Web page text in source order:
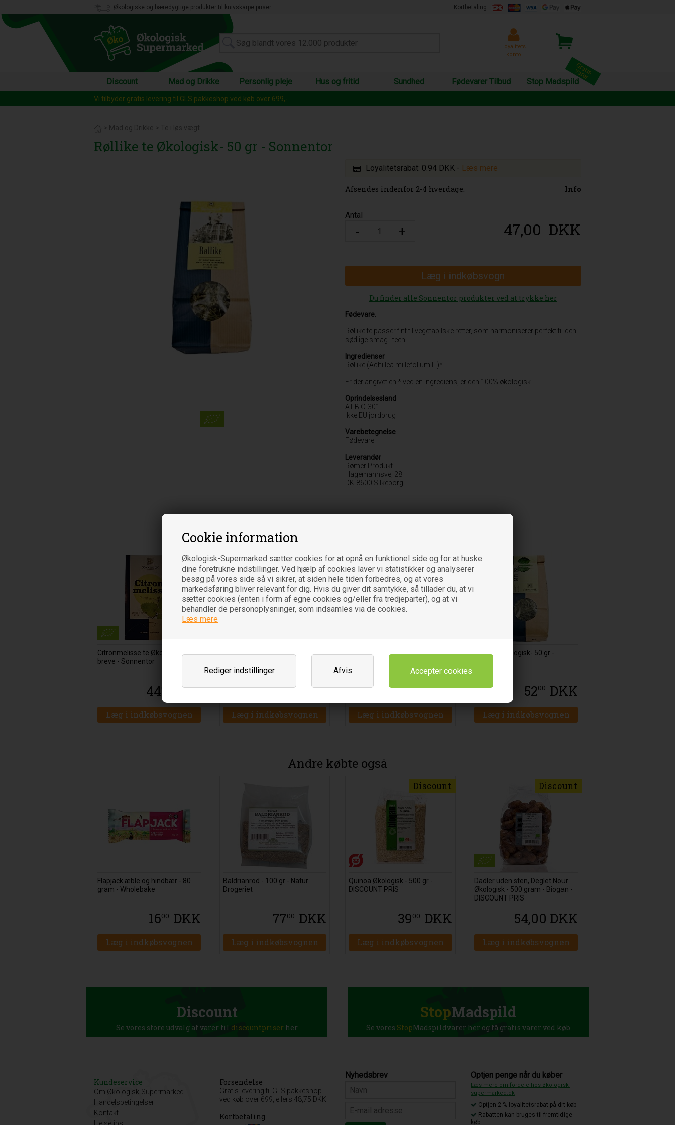
Cookie information
Økologisk-Supermarked sætter cookies for at opnå en funktionel side og for at huske
dine foretrukne indstillinger. Ved hjælp af cookies laver vi statistikker og analyserer
besøg på vores side så vi sikrer, at siden hele tiden forbedres, og at vores
markedsføring bliver relevant for dig. Hvis du giver dit samtykke, så tillader du, at vi
sætter cookies (enten i form af egne cookies og/eller fra tredjeparter), og at vi
behandler de personoplysninger, som indsamles via de cookies.
Læs mere
Rediger indstillinger Afvis
Økologiske og bæredygtige produkter til knivskarpe priser Kortbetaling
Loyalitets
konto
Discount Mad og Drikke Personlig pleje Hus og fritid Sundhed Fødevarer Tilbud Stop Madspild
Vi tilbyder gratis levering til GLS pakkeshop ved køb over 699,-
> Mad og Drikke > Te i løs vægt
Røllike te Økologisk- 50 gr - Sonnentor
Loyalitetsrabat: 0.94 DKK - Læs mere
Afsendes indenfor 2-4 hverdage. Info
Antal
47,00 DKK
Læg i indkøbsvogn
Du finder alle Sonnentor produkter ved at trykke her
Fødevare.
Røllike te passer fint til vegetabilske retter, som harmoniserer perfekt til den
sødlige smag i teen.
Ingredienser
Røllike (Achillea millefolium L.)*
Er der angivet en * ved en ingrediens, er den 100% økologisk
Oprindelsesland
AT-BIO-301
Ikke EU jordbrug
Varebetegnelse
Fødevare
Leverandør
Rømer Produkt
Hagemannsvej 28
DK-8600 Silkeborg
Relaterede varer
Citronmelisse te Økologisk - 18
breve - Sonnentor
44 DKK
Læg i indkøbsvognen
Lemongræs te Økologisk- 80 gr -
5200 DKK
Læg i indkøbsvognen
Lindeblomster Økologisk- 35 gr -
5600 DKK
Læg i indkøbsvognen
Melisse Økologisk- 50 gr -
5200 DKK
Læg i indkøbsvognen
Andre købte også
Flapjack æble og hindbær - 80
gram - Wholebake
1600 DKK
Læg i indkøbsvognen
Baldrianrod - 100 gr - Natur
Drogeriet
7700 DKK
Læg i indkøbsvognen
Discount
Quinoa Økologisk - 500 gr -
DISCOUNT PRIS
3900 DKK
Læg i indkøbsvognen
Discount
Dadler uden sten, Deglet Nour
Økologisk - 500 gram - Biogan -
DISCOUNT PRIS
54,00 DKK
Læg i indkøbsvognen
Discount
Se vores store udvalg af varer til discountpriser her
StopMadspild
Se vores StopMadspildvarer her og få gratis varer ved køb
Kundeservice
Om Økologisk-Supermarked
Handelsbetingelser
Kontakt
Forsendelse
Gratis levering til GLS pakkeshop
ved køb over 699, ellers 48,75 DKK
Kortbetaling
Nyhedsbrev Optjen penge når du køber
Læs mere om fordele hos økologisk-
supermarked.dk
Optjen 2 % loyalitetsrabat på dit køb
Rabatten kan bruges til fremtidige
køb